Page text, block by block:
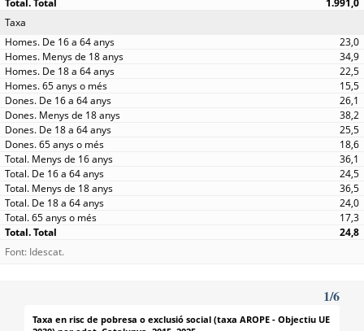
1.991,0
Taxa
23,0
34,9
22,5
15,5
26,1
38,2
25,5
18,6
36,1
24,5
36,5
24,0
17,3
24,8
Font: Idescat.